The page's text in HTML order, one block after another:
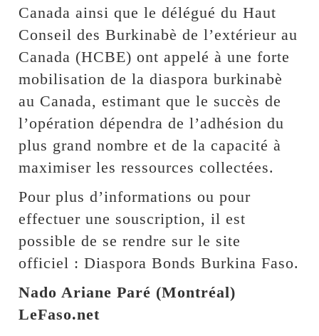
Canada ainsi que le délégué du Haut
Conseil des Burkinabè de l’extérieur au
Canada (HCBE) ont appelé à une forte
mobilisation de la diaspora burkinabè
au Canada, estimant que le succès de
l’opération dépendra de l’adhésion du
plus grand nombre et de la capacité à
maximiser les ressources collectées.
Pour plus d’informations ou pour
effectuer une souscription, il est
possible de se rendre sur le site
officiel : Diaspora Bonds Burkina Faso.
Nado Ariane Paré (Montréal)
LeFaso.net